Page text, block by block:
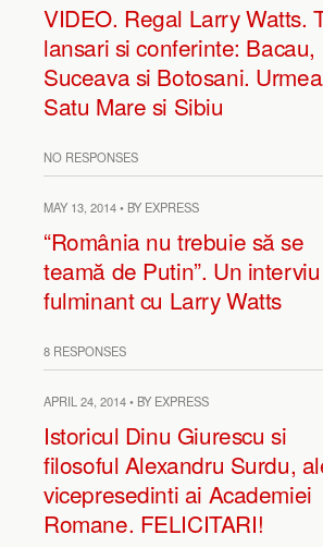
VIDEO. Regal Larry Watts.
lansari si conferinte: Bacau,
Suceava si Botosani.
Satu Mare si Sibiu
NO RESPONSES
MAY 13, 2014 • BY EXPRESS
“România nu trebuie să se
teamă de Putin”. Un interviu
fulminant cu Larry Watts
8 RESPONSES
APRIL 24, 2014 • BY EXPRESS
Istoricul Dinu Giurescu si
filosoful Alexandru Surdu,
vicepresedinti ai Academiei
Romane. FELICITARI!